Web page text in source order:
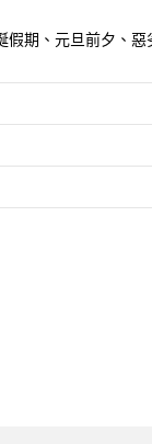
假期、元旦前夕、惡